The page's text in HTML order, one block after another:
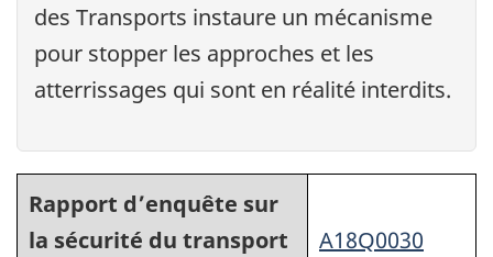
des Transports instaure un mécanisme
pour stopper les approches et les
atterrissages qui sont en réalité interdits.
Rapport d’enquête sur
la sécurité du transport
A18Q0030